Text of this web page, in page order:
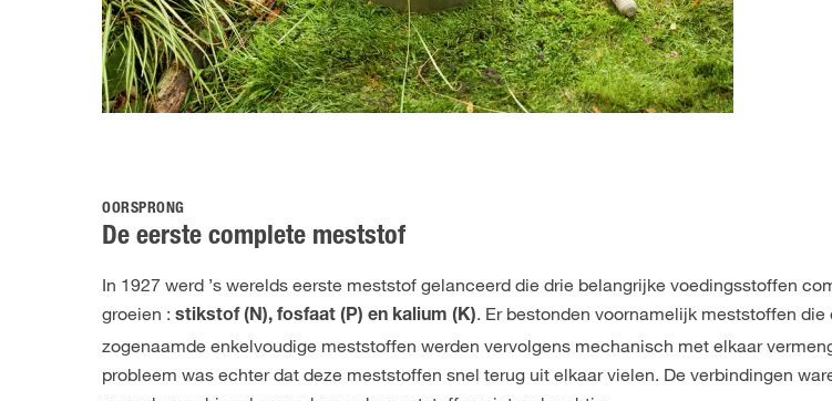
OORSPRONG
De eerste complete meststof
In 1927 werd ’s werelds eerste meststof gelanceerd die drie belangrijke voedingsstoffen
groeien : stikstof (N), fosfaat (P) en kalium (K). Er bestonden voornamelijk meststoffen
zogenaamde enkelvoudige meststoffen werden vervolgens mechanisch met elkaar
probleem was echter dat deze meststoffen snel terug uit elkaar vielen. De verbindingen